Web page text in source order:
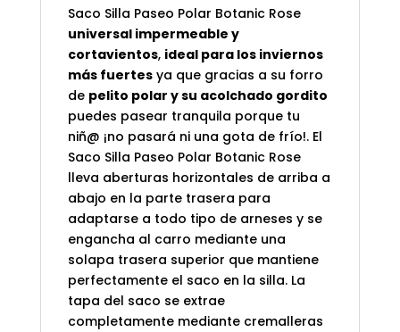
Saco Silla Paseo Polar Botanic Rose
universal impermeable y
cortavientos, ideal para los inviernos
más fuertesya que gracias a su forro
de pelito polar y su acolchado gordito
puedes pasear tranquila porque tu
niñ@ ¡no pasará ni una gota de frío!. El
Saco Silla Paseo Polar Botanic Rose
lleva aberturas horizontales de arriba a
abajo en la parte trasera para
adaptarse a todo tipo de arneses y se
engancha al carro mediante una
solapa trasera superior que mantiene
perfectamente el saco en la silla. La
tapa del saco se extrae
completamente mediante cremalleras